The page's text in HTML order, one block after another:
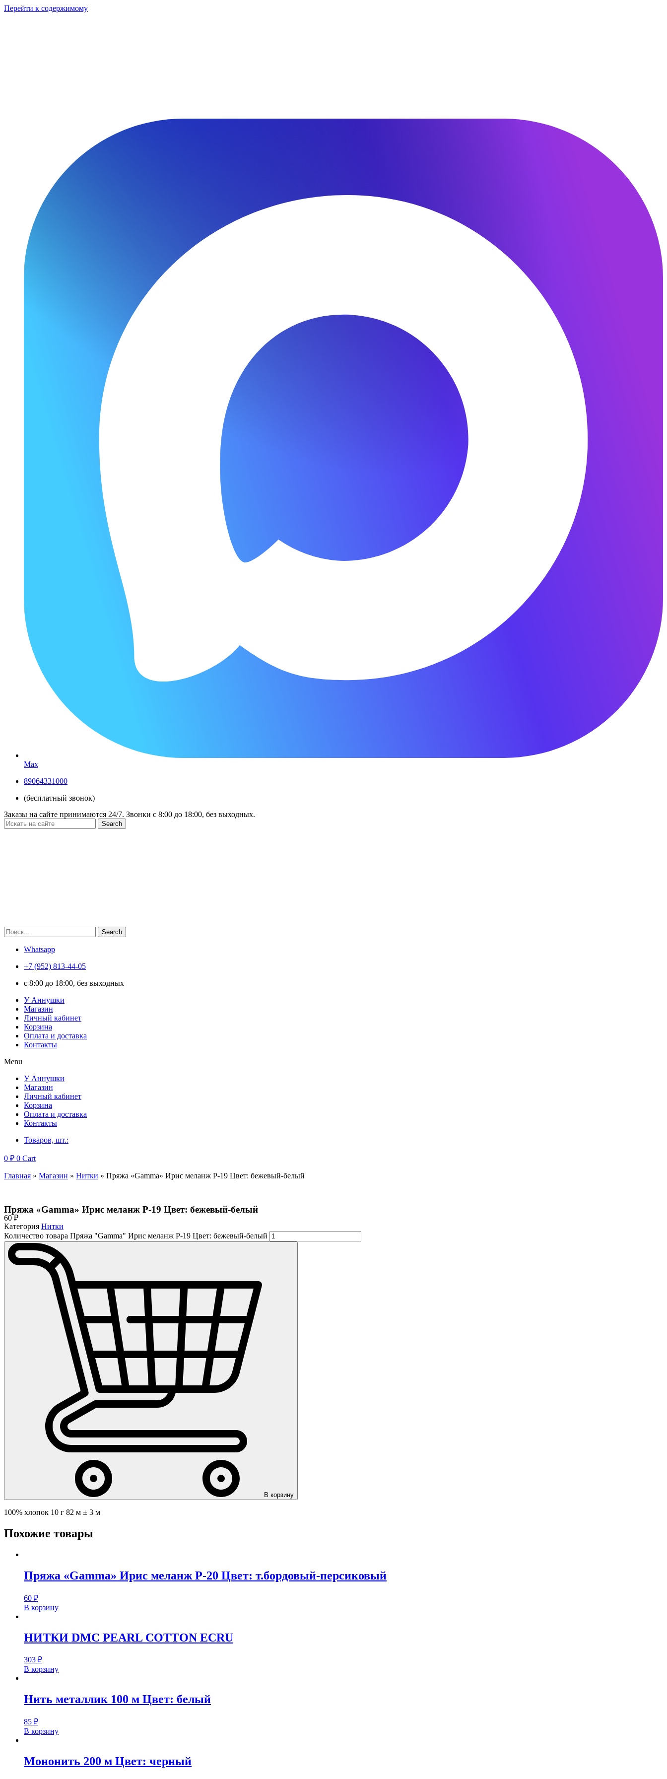
Перейти к содержимому
Max
89064331000
(бесплатный звонок)
Заказы на сайте принимаются 24/7. Звонки c 8:00 до 18:00, без выходных.
Search
Search
Whatsapp
+7 (952) 813-44-05
c 8:00 до 18:00, без выходных
У Аннушки
Магазин
Личный кабинет
Корзина
Оплата и доставка
Контакты
Menu
У Аннушки
Магазин
Личный кабинет
Корзина
Оплата и доставка
Контакты
Товаров, шт.:
0 ₽ 0 Cart
Главная » Магазин » Нитки » Пряжа «Gamma» Ирис меланж Р-19 Цвет: бежевый-белый
Пряжа «Gamma» Ирис меланж Р-19 Цвет: бежевый-белый
60 ₽
Категория Нитки
Количество товара Пряжа "Gamma" Ирис меланж Р-19 Цвет: бежевый-белый
В корзину
100% хлопок 10 г 82 м ± 3 м
Похожие товары
Пряжа «Gamma» Ирис меланж Р-20 Цвет: т.бордовый-персиковый
60 ₽
В корзину
НИТКИ DMC PEARL COTTON ECRU
303 ₽
В корзину
Нить металлик 100 м Цвет: белый
85 ₽
В корзину
Мононить 200 м Цвет: черный